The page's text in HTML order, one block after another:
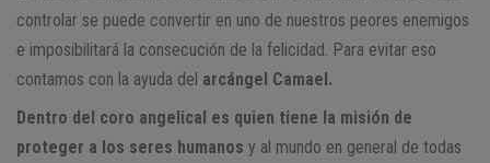
controlar se puede convertir en uno de nuestros peores enemigos
e imposibilitará la consecución de la felicidad. Para evitar eso
contamos con la ayuda del arcángel Camael.
Dentro del coro angelical es quien tiene la misión de
proteger a los seres humanos y al mundo en general de todas